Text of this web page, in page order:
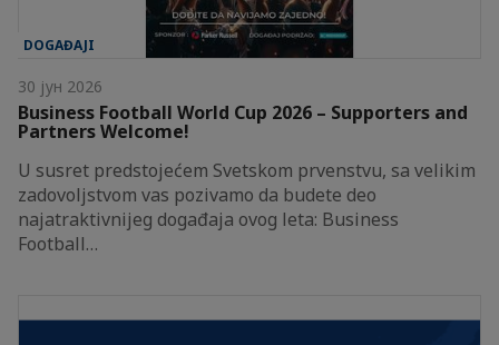
DOGAĐAJI
30 јун 2026
Business Football World Cup 2026 – Supporters and
Partners Welcome!
U susret predstojećem Svetskom prvenstvu, sa velikim
zadovoljstvom vas pozivamo da budete deo
najatraktivnijeg događaja ovog leta: Business
Football…